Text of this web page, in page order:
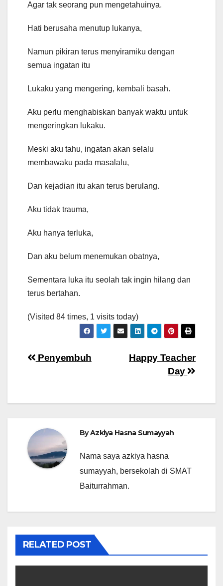
Agar tak seorang pun mengetahuinya.
Hati berusaha menutup lukanya,
Namun pikiran terus menyiramiku dengan
semua ingatan itu
Lukaku yang mengering, kembali basah.
Aku perlu menghabiskan banyak waktu untuk
mengeringkan lukaku.
Meski aku tahu, ingatan akan selalu
membawaku pada masalalu,
Dan kejadian itu akan terus berulang.
Aku tidak trauma,
Aku hanya terluka,
Dan aku belum menemukan obatnya,
Sementara luka itu seolah tak ingin hilang dan
terus bertahan.
(Visited 84 times, 1 visits today)
Navigasi
Happy Teacher
Day
Penyembuh
ByAzkiya Hasna Sumayyah
Nama saya azkiya hasna
sumayyah, bersekolah di SMAT
Baiturrahman.
RELATED POST